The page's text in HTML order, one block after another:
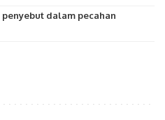
dalam pecahan